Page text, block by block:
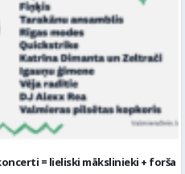
= lieliski mākslinieki + forša